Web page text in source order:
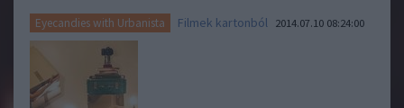
Eyecandies with Urbanista Filmek kartonból 2014.07.10 08:24:00